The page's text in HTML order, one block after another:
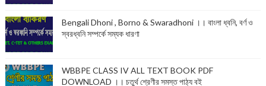
Bengali Dhoni , Borno & Swaradhoni ।। বাংলা ধ্বনি, বর্ণ ও
স্বরধ্বনি সম্পর্কে সম্যক ধারণা
WBBPE CLASS IV ALL TEXT BOOK PDF
DOWNLOAD ।। চতুর্থ শ্রেণীর সমস্ত পাঠ্য বই